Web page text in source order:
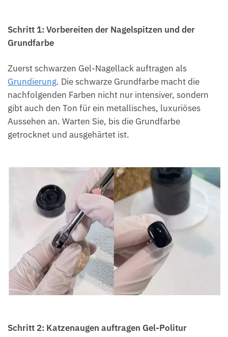
Schritt 1: Vorbereiten der Nagelspitzen und der
Grundfarbe
Zuerst schwarzen Gel-Nagellack auftragen als
Grundierung. Die schwarze Grundfarbe macht die
nachfolgenden Farben nicht nur intensiver, sondern
gibt auch den Ton für ein metallisches, luxuriöses
Aussehen an. Warten Sie, bis die Grundfarbe
getrocknet und ausgehärtet ist.
Schritt 2: Katzenaugen auftragen Gel-Politur